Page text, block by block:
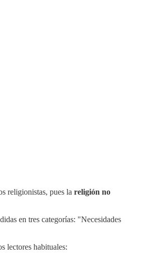
religionistas, pues la religión no
en tres categorías: "Necesidades
lectores habituales: